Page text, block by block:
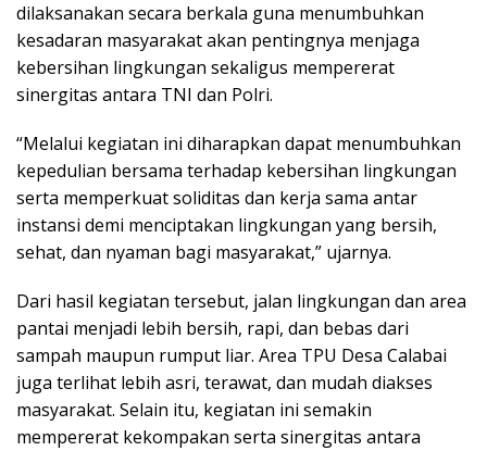
dilaksanakan secara berkala guna menumbuhkan
kesadaran masyarakat akan pentingnya menjaga
kebersihan lingkungan sekaligus mempererat
sinergitas antara TNI dan Polri.
“Melalui kegiatan ini diharapkan dapat menumbuhkan
kepedulian bersama terhadap kebersihan lingkungan
serta memperkuat soliditas dan kerja sama antar
instansi demi menciptakan lingkungan yang bersih,
sehat, dan nyaman bagi masyarakat,” ujarnya.
Dari hasil kegiatan tersebut, jalan lingkungan dan area
pantai menjadi lebih bersih, rapi, dan bebas dari
sampah maupun rumput liar. Area TPU Desa Calabai
juga terlihat lebih asri, terawat, dan mudah diakses
masyarakat. Selain itu, kegiatan ini semakin
mempererat kekompakan serta sinergitas antara